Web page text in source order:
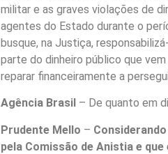
militar e as graves violações de
agentes do Estado durante o
busque, na Justiça,
parte do dinheiro público que
reparar financeiramente a
Agência Brasil – De quanto em
Prudente Mello –
pela Comissão de Anistia e